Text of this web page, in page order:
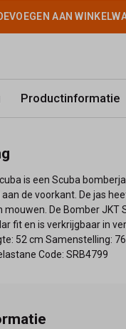
AAN
Productinformatie
is een Scuba
de voorkant. De jas
mouwen. De Bomber JKT
fit en is verkrijgbaar in
52 cm Samenstelling:
Code: SRB4799